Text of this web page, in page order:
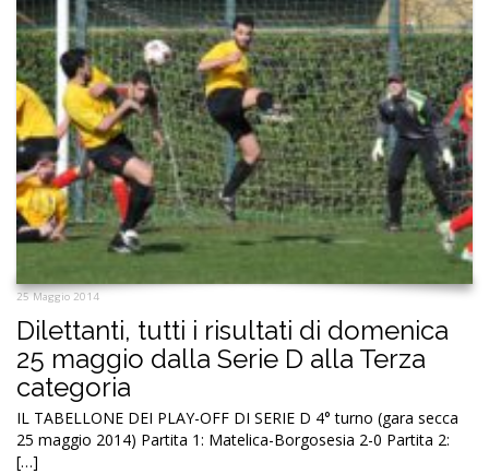
25 Maggio 2014
Dilettanti, tutti i risultati di domenica
25 maggio dalla Serie D alla Terza
categoria
IL TABELLONE DEI PLAY-OFF DI SERIE D 4° turno (gara secca
25 maggio 2014) Partita 1: Matelica-Borgosesia 2-0 Partita 2:
[…]